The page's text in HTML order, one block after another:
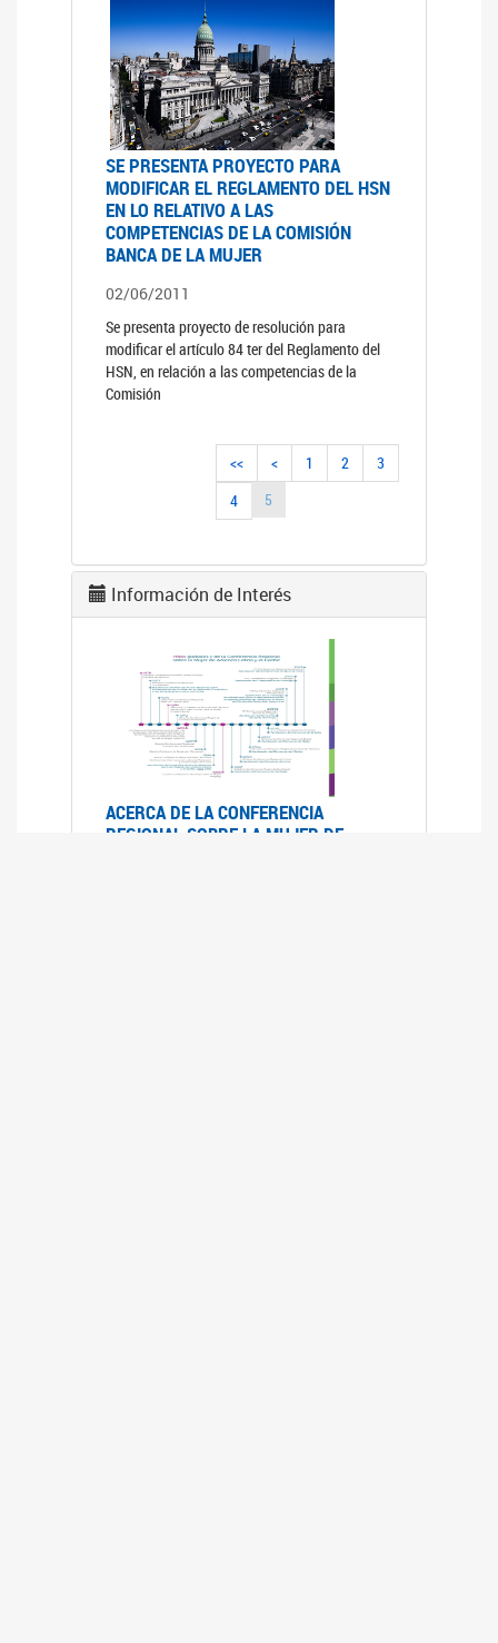
SE PRESENTA PROYECTO PARA
MODIFICAR EL REGLAMENTO DEL HSN
EN LO RELATIVO A LAS
COMPETENCIAS DE LA COMISIÓN
BANCA DE LA MUJER
02/06/2011
Se presenta proyecto de resolución para
modificar el artículo 84 ter del Reglamento del
HSN, en relación a las competencias de la
Comisión
<< < 1 2
3
4
5
Información de Interés
ACERCA DE LA CONFERENCIA
REGIONAL SOBRE LA MUJER DE